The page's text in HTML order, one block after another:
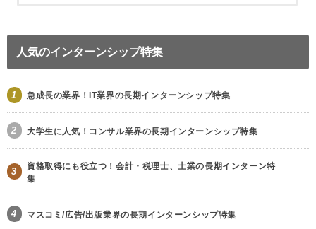
人気のインターンシップ特集
1 急成長の業界！IT業界の長期インターンシップ特集
2 大学生に人気！コンサル業界の長期インターンシップ特集
3
資格取得にも役立つ！会計・税理士、士業の長期インターン特
集
4 マスコミ/広告/出版業界の長期インターンシップ特集